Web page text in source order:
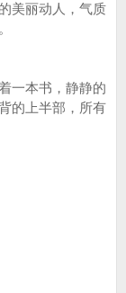
美丽动人，气质
一本书，静静的
的上半部，所有